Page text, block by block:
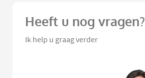
Heeft u nog vragen?
Ik help u graag verder